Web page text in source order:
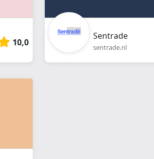
10,0
Sentrade
sentrade.nl